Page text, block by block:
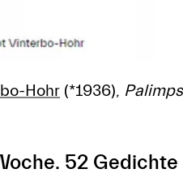
Hohr (*1936),
52 Gedichte